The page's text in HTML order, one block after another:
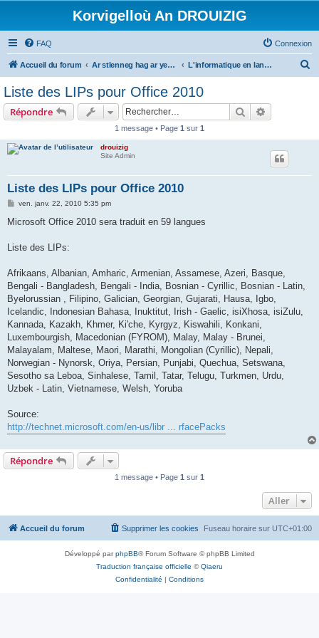
Korvigelloù An DROUIZIG
FAQ Connexion
Accueil du forum Ar stlenneg hag ar yezhoù bihan er bed a-bezh L'informatique en langues régionales et minoritaires
Liste des LIPs pour Office 2010
Répondre Rechercher
1 message • Page 1 sur 1
drouizig
Site Admin
Liste des LIPs pour Office 2010
M
s
g
ven. janv. 22, 2010 5:35 pm
Microsoft Office 2010 sera traduit en 59 langues
Liste des LIPs:
Afrikaans, Albanian, Amharic, Armenian, Assamese, Azeri, Basque,
Bengali - Bangladesh, Bengali - India, Bosnian - Cyrillic, Bosnian - Latin,
Byelorussian , Filipino, Galician, Georgian, Gujarati, Hausa, Igbo,
Icelandic, Indonesian Bahasa, Inuktitut, Irish - Gaelic, isiXhosa, isiZulu,
Kannada, Kazakh, Khmer, Ki'che, Kyrgyz, Kiswahili, Konkani,
Luxembourgish, Macedonian (FYROM), Malay, Malay - Brunei,
Malayalam, Maltese, Maori, Marathi, Mongolian (Cyrillic), Nepali,
Norwegian - Nynorsk, Oriya, Persian, Punjabi, Quechua, Setswana,
Sesotho sa Leboa, Sinhalese, Tamil, Tatar, Telugu, Turkmen, Urdu,
Uzbek - Latin, Vietnamese, Welsh, Yoruba
Source:
http://technet.microsoft.com/en-us/libr ... rfacePacks
Répondre
1 message • Page 1 sur 1
Aller
Accueil du forum Fuseau horaire sur UTC+01:00
Supprimer les cookies
Développé parphpBB® Forum Software © phpBB Limited
Traduction française officielle ©Qiaeru
Confidentialité | Conditions